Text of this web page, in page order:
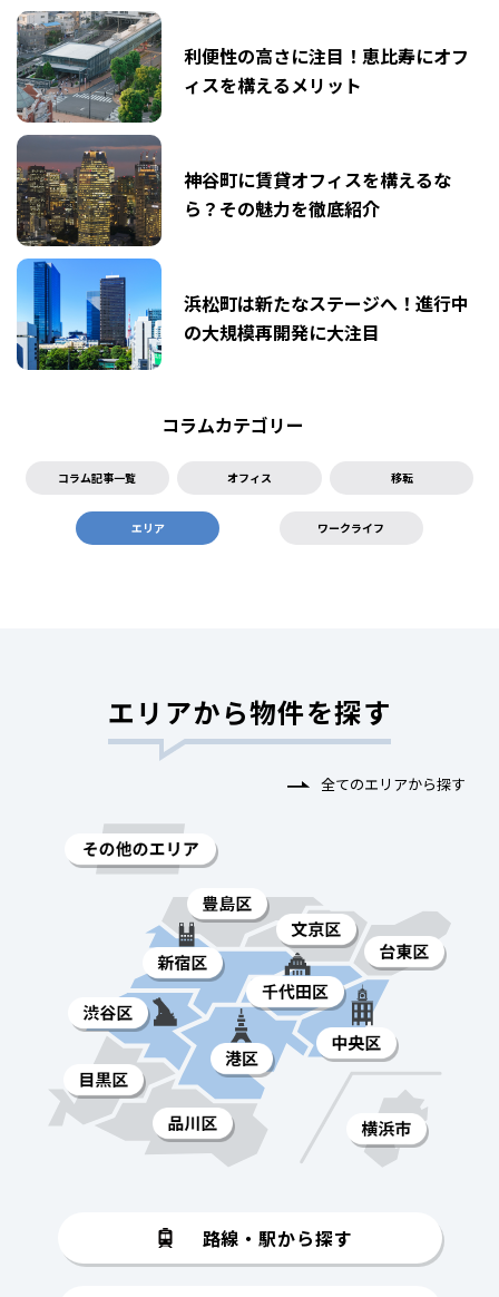
利便性の高さに注目！恵比寿にオフ
ィスを構えるメリット
神谷町に賃貸オフィスを構えるな
ら？その魅力を徹底紹介
浜松町は新たなステージへ！進行中
の大規模再開発に大注目
コラムカテゴリー
コラム記事一覧 オフィス 移転
エリア ワークライフ
エリアから物件を探す
全てのエリアから探す
路線・駅から探す